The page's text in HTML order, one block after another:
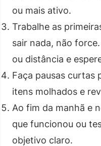
ou mais ativo.
Trabalhe as
sair nada, não
ou distância e
Faça pausas curtas
itens molhados e
Ao fim da manhã e
que funcionou ou
objetivo claro.